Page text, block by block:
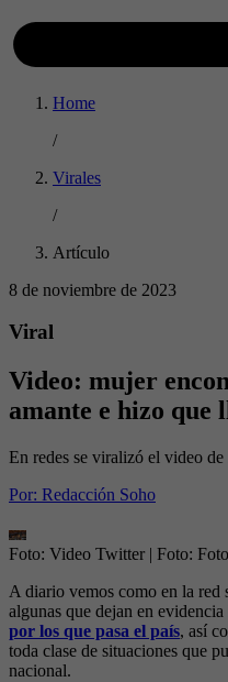
Home
/
Virales
/
Artículo
8 de noviembre de 2023
Viral
Video: mujer
amante e hizo que
En redes se viralizó el video
Por: Redacción Soho
Foto: Video Twitter | Foto:
A diario vemos como en la red
algunas que dejan en evidencia
por los que pasa el país, así
toda clase de situaciones que
nacional.